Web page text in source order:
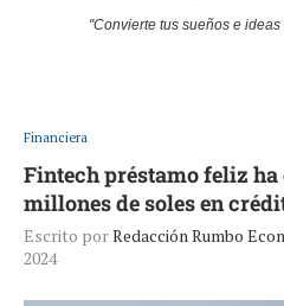
"Convierte tus sueños e
Financiera
Fintech préstamo feliz ha
millones de soles en
Escrito porRedacción Rumbo
2024